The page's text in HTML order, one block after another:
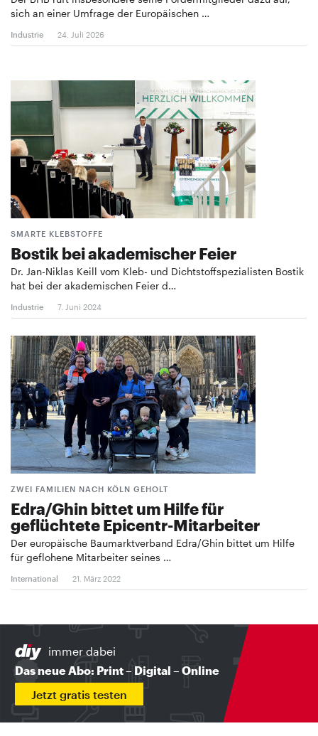
sich an einer Umfrage der Europäischen …
Industrie 24. Juli 2026
SMARTE KLEBSTOFFE
Bostik bei akademischer Feier
Dr. Jan-Niklas Keill vom Kleb- und Dichtstoffspezialisten Bostik
hat bei der akademischen Feier d…
Industrie 7. Juni 2024
ZWEI FAMILIEN NACH KÖLN GEHOLT
Edra/Ghin bittet um Hilfe für
geflüchtete Epicentr-Mitarbeiter
Der europäische Baumarktverband Edra/Ghin bittet um Hilfe
für geflohene Mitarbeiter seines …
International 21. März 2022
immer dabei
Das neue Abo: Print – Digital – Online
Jetzt gratis testen